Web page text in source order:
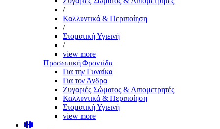
/
Καλλυντικά & Περιποίηση
/
Στοματική Υγιεινή
/
view more
Προσωπική Φροντίδα
Για την Γυναίκα
Για τον Άνδρα
Ζυγαριές Σώματος & Λιπομετρητές
Καλλυντικά & Περιποίηση
Στοματική Υγιεινή
view more